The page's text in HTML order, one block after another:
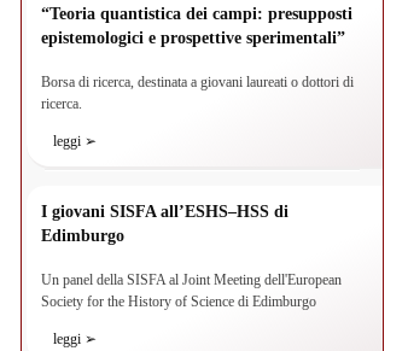
“Teoria quantistica dei campi: presupposti
epistemologici e prospettive sperimentali”
Borsa di ricerca, destinata a giovani laureati o dottori di
ricerca.
leggi ➢
I giovani SISFA all’ESHS–HSS di
Edimburgo
Un panel della SISFA al Joint Meeting dell'European
Society for the History of Science di Edimburgo
leggi ➢